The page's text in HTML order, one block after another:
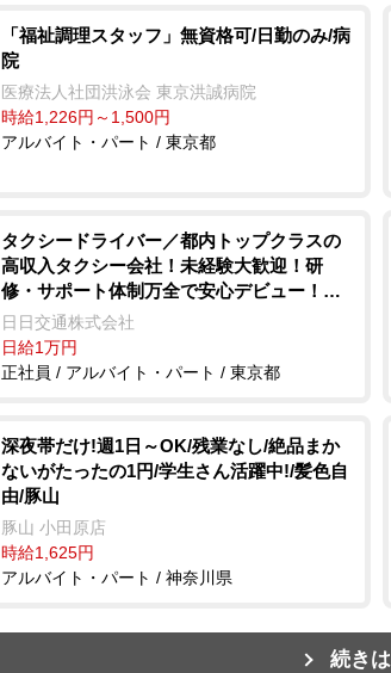
「福祉調理スタッフ」無資格可/日勤のみ/病
院
医療法人社団洪泳会 東京洪誠病院
時給1,226円～1,500円
アルバイト・パート / 東京都
タクシードライバー／都内トップクラスの
高収入タクシー会社！未経験大歓迎！研
修・サポート体制万全で安心デビュー！月
収100万円超も可能！
日日交通株式会社
日給1万円
正社員 / アルバイト・パート / 東京都
深夜帯だけ!週1日～OK/残業なし/絶品まか
ないがたったの1円/学生さん活躍中!/髪色自
由/豚山
豚山 小田原店
時給1,625円
アルバイト・パート / 神奈川県
続き